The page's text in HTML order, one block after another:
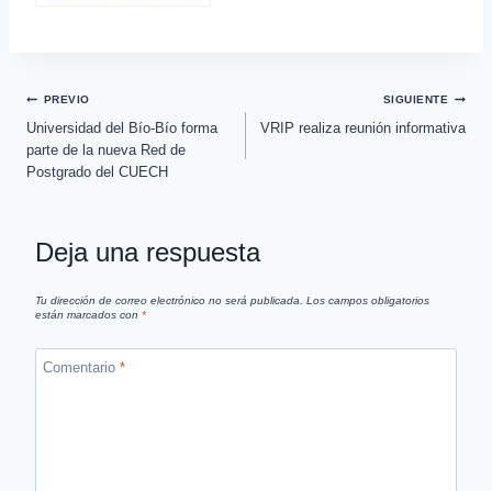
PREVIO
Universidad del Bío-Bío forma
parte de la nueva Red de
Postgrado del CUECH
SIGUIENTE
VRIP realiza reunión informativa
Deja una respuesta
Tu dirección de correo electrónico no será publicada.
Los campos obligatorios
están marcados con *
Comentario *